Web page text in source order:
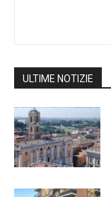
ULTIME NOTIZIE